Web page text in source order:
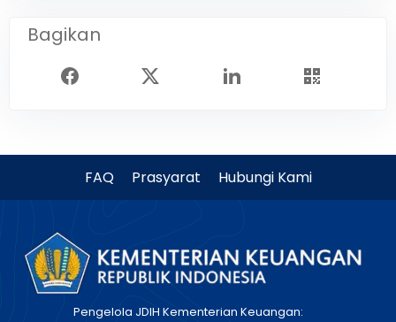
Bagikan
FAQ Prasyarat Hubungi Kami
Pengelola JDIH Kementerian Keuangan: